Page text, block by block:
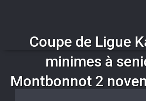
Coupe de Ligue
minimes à
Montbonnot 2